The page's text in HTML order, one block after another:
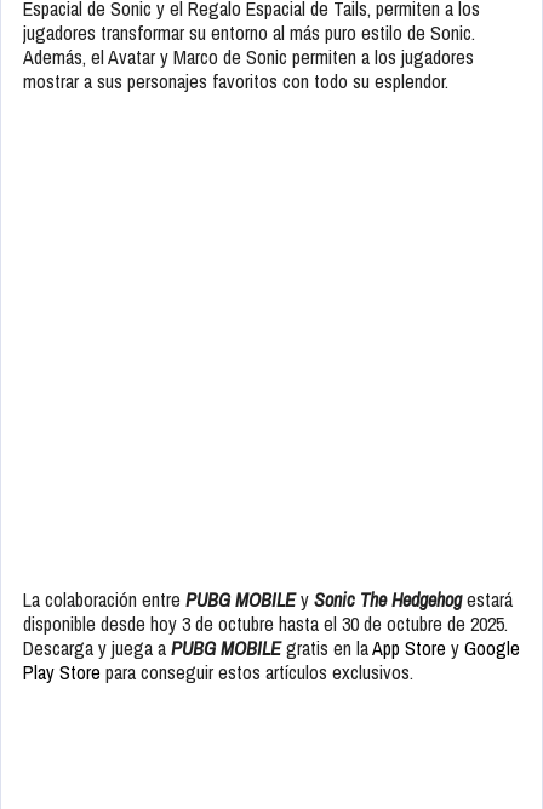
Espacial de Sonic y el Regalo Espacial de Tails, permiten a los
jugadores transformar su entorno al más puro estilo de Sonic.
Además, el Avatar y Marco de Sonic permiten a los jugadores
mostrar a sus personajes favoritos con todo su esplendor.
La colaboración entre PUBG MOBILEySonic The Hedgehogestará
disponible desde hoy 3 de octubre hasta el 30 de octubre de 2025.
Descarga y juega aPUBG MOBILEgratis en laApp Store yGoogle
Play Store para conseguir estos artículos exclusivos.